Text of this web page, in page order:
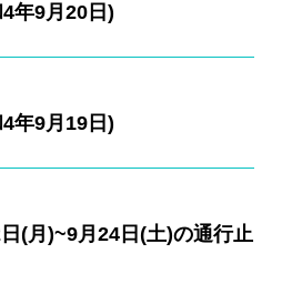
年9月20日)
年9月19日)
(月)~9月24日(土)の通行止